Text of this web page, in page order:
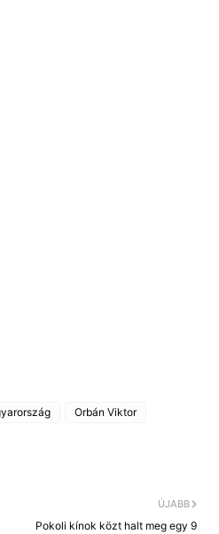
Orbán Viktor
ÚJABB
Pokoli kínok közt halt meg egy 9